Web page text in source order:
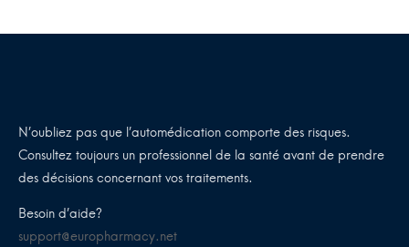
N’oubliez pas que l’automédication comporte des risques.
Consultez toujours un professionnel de la santé avant de prendre
des décisions concernant vos traitements.
Besoin d’aide?
support@europharmacy.net